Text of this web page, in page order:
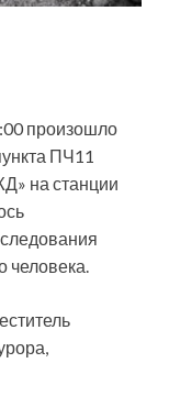
произошло
ПЧ11
на станции
человека.